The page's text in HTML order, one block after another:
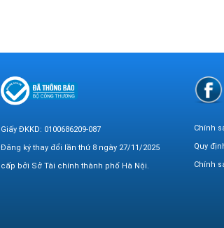
Giấy ĐKKD: 0100686209-087
Đăng ký thay đổi lần thứ 8 ngày 27/11/2025
cấp bởi Sở Tài chính thành phố Hà Nội.
Chính
Quy
Chính